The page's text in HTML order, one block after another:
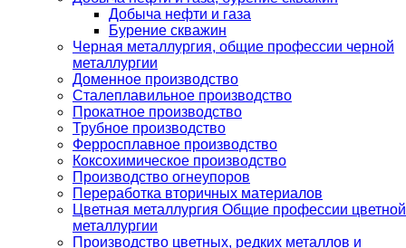
Добыча нефти и газа
Бурение скважин
Черная металлургия, общие профессии черной
металлургии
Доменное производство
Сталеплавильное производство
Прокатное производство
Трубное производство
Ферросплавное производство
Коксохимическое производство
Производство огнеупоров
Переработка вторичных материалов
Цветная металлургия Общие профессии цветной
металлургии
Производство цветных, редких металлов и